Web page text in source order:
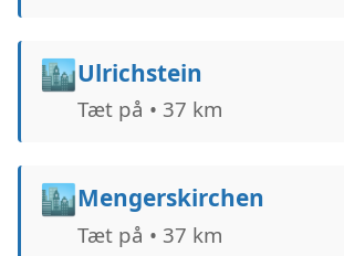
🏙️Ulrichstein
Tæt på • 37 km
🏙️Mengerskirchen
Tæt på • 37 km